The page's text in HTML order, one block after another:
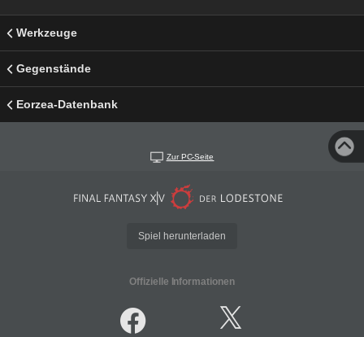
Werkzeuge
Gegenstände
Eorzea-Datenbank
Zur PC-Seite
Spiel herunterladen
Offizielle Informationen